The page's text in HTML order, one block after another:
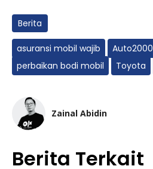
Berita
asuransi mobil wajib Auto2000
perbaikan bodi mobil
Toyota
Zainal Abidin
Berita Terkait